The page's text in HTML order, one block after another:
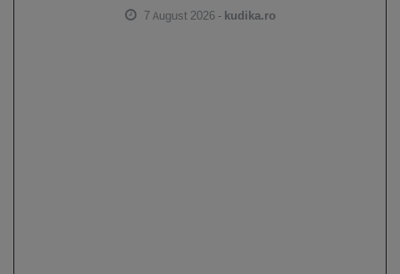
7 August 2026 - kudika.ro